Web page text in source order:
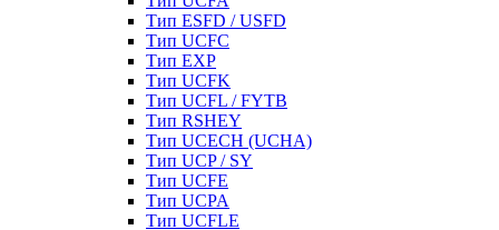
Тип ESFD / USFD
Тип UCFC
Тип EXP
Тип UCFK
Тип UCFL / FYTB
Тип RSHEY
Тип UCECH (UCHA)
Тип UCP / SY
Тип UCFE
Тип UCPA
Тип UCFLE